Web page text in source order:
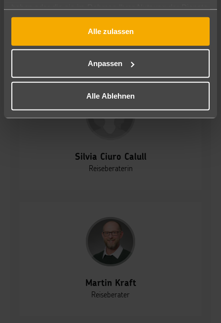
gesammelt haben.
Alle zulassen
Anpassen
Alle Ablehnen
Nach meiner Ausbildung zum
Tourismuskaufmann 2014 habe ich 3 Jahre im
nun seit 6 Jahren im Reisebürogeschäft tätig.
Seit Januar 2022 habe ich in unserer Filiale in
Mönchengladbach die Büroleitung übernommen
und war dies zuvor 1 Jahr am Köln/Bonn
Flughafen. Seit 2025 bin ich nun die Büroleitung
Zum Beispiel habe ich Thailand, Bali, Australien,
Ägypten, Dubai, Griechenland als auch die
Ich freue mich über Ihren Besuch – Sprechen Sie
Mehr anzelgen
Silvia Ciuro Calull
Reiseberaterin
Martin Kraft
Reiseberater